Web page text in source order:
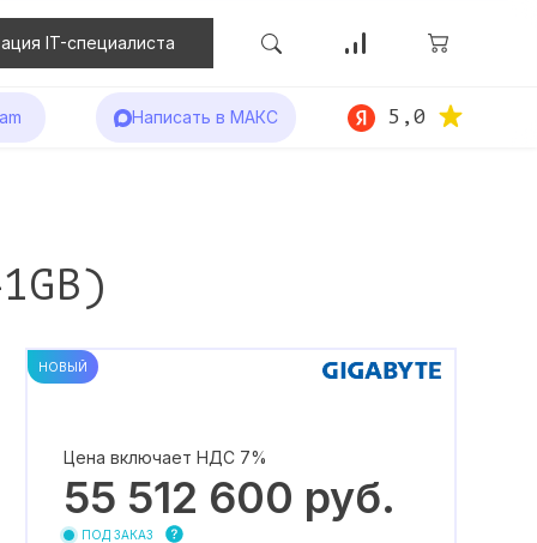
IT-специалиста
Написать в МАКС 5,0
НОВЫЙ
Цена включает НДС 7%
55 512 600 руб.
ПОД ЗАКАЗ